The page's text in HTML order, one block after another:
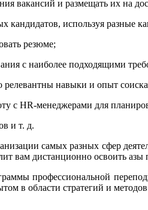
вакансий и размещать их на
кандидатов, используя разные
резюме;
с наиболее подходящими
релевантны навыки и опыт
с HR-менеджерами для
и т. д.
самых разных сфер
дистанционно освоить азы
профессиональной
в области стратегий и